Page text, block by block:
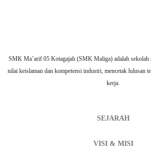
SMK Ma’arif 05 Kotagajah (SMK Maliga) adalah sekolah
nilai keislaman dan kompetensi industri, mencetak lulusan
kerja.
SEJARAH
VISI & MISI